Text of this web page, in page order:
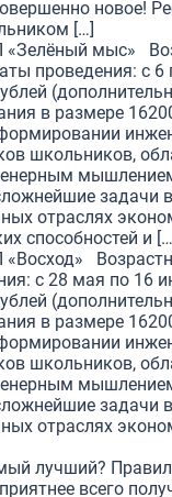
новое!
[…]
«Зелёный мыс»
проведения: с
в размере
школьников,
задачи в
отраслях
способностей и
с 28 мая по 16
в размере
школьников,
задачи в
отраслях
лучший?
всего